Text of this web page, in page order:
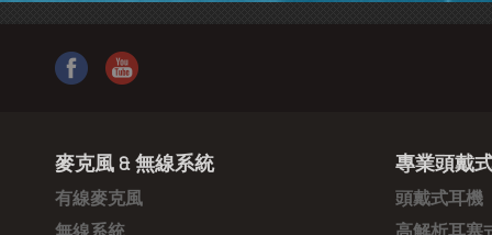
麥克風 & 無線系統
有線麥克風
專業頭戴
頭戴式耳機